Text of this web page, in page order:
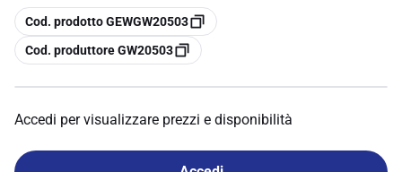
copia
Cod. prodotto GEWGW20503
copia
Cod. produttore GW20503
Accedi per visualizzare prezzi e disponibilità